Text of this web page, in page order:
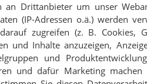
an Drittanbieter um unser
(IP-Adressen o.ä.) werden
zugreifen (z. B. Cookies,
und Inhalte anzuzeigen,
und
und dafür Marketing
Inhaber
LIPPE
seit 1978